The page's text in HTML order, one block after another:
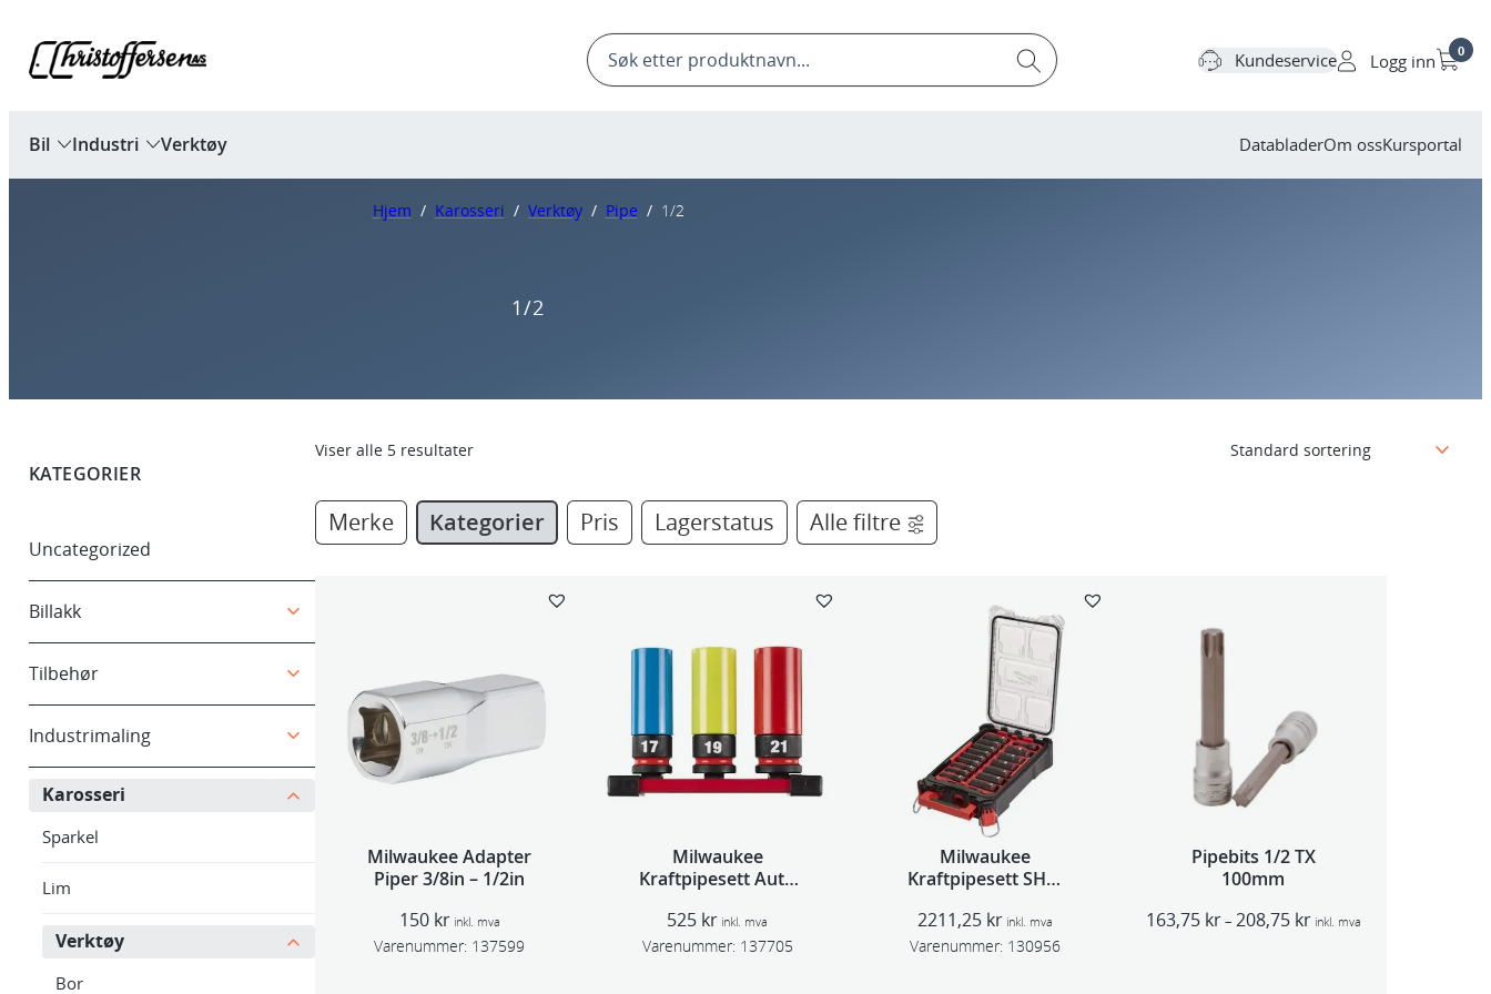
Products
search Kundeservice Logg inn 0
Bil Industri Verktøy DatabladerOm ossKursportal
Hjem / Karosseri / Verktøy / Pipe / 1/2
1/2
KATEGORIER
Uncategorized
Billakk
Tilbehør
Industrimaling
Karosseri
Sparkel
Lim
Verktøy
Bor
Viser alle 5 resultater
Merke Kategorier Pris Lagerstatus Alle filtre
Milwaukee Adapter
Piper 3/8in – 1/2in
150 kr inkl. mva
Varenummer: 137599
Milwaukee
Kraftpipesett Auto
525 kr inkl. mva
Varenummer: 137705
Milwaukee
Kraftpipesett SHW
2211,25 kr inkl. mva
Varenummer: 130956
Pipebits 1/2 TX
100mm
163,75 kr– 208,75 krPinkl. mva